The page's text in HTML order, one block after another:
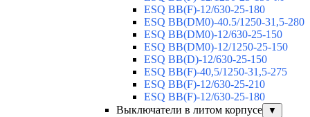
ESQ BB(F)-12/630-25-180
ESQ ВВ(DM0)-40.5/1250-31,5-280
ESQ ВВ(DM0)-12/630-25-150
ESQ ВВ(DM0)-12/1250-25-150
ESQ BB(D)-12/630-25-150
ESQ ВВ(F)-40,5/1250-31,5-275
ESQ ВВ(F)-12/630-25-210
ESQ ВВ(F)-12/630-25-180
Выключатели в литом корпусе
▼